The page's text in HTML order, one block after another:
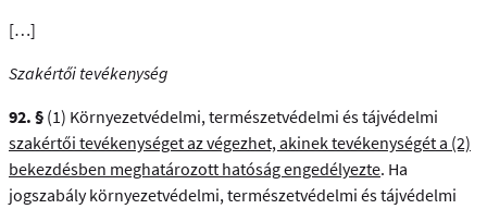
[…]
Szakértői tevékenység
92. § (1) Környezetvédelmi, természetvédelmi és tájvédelmi
szakértői tevékenységet az végezhet, akinek tevékenységét a (2)
bekezdésben meghatározott hatóság engedélyezte. Ha
jogszabály környezetvédelmi, természetvédelmi és tájvédelmi